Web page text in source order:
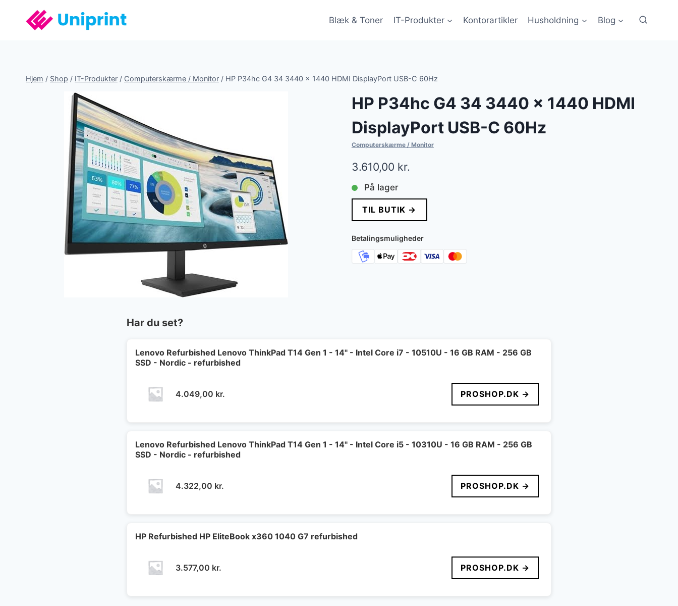
Blæk & Toner IT-Produkter Kontorartikler Husholdning Blog
Hjem / Shop / IT-Produkter / Computerskærme / Monitor / HP P34hc G4 34 3440 x 1440 HDMI DisplayPort USB-C 60Hz
HP P34hc G4 34 3440 x 1440 HDMI
DisplayPort USB-C 60Hz
Computerskærme / Monitor
3.610,00 kr.
På lager
TIL BUTIK →
Betalingsmuligheder
Har du set?
Lenovo Refurbished Lenovo ThinkPad T14 Gen 1 - 14" - Intel Core i7 - 10510U - 16 GB RAM - 256 GB
SSD - Nordic - refurbished
4.049,00 kr. PROSHOP.DK →
Lenovo Refurbished Lenovo ThinkPad T14 Gen 1 - 14" - Intel Core i5 - 10310U - 16 GB RAM - 256 GB
SSD - Nordic - refurbished
4.322,00 kr. PROSHOP.DK →
HP Refurbished HP EliteBook x360 1040 G7 refurbished
3.577,00 kr. PROSHOP.DK →